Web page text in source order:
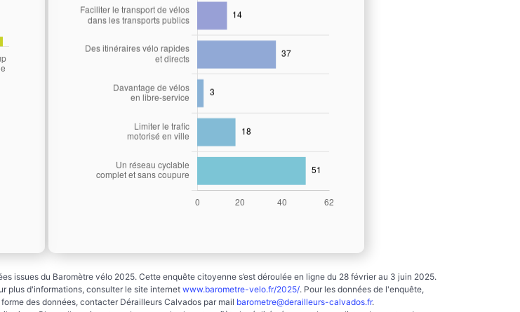
issues du Baromètre vélo 2025. Cette enquête citoyenne s’est déroulée en ligne du 28 février au 3 juin 2025.
plus d'informations, consulter le site internetwww.barometre-velo.fr/2025/. Pour les données de l'enquête,
des données, contacter Dérailleurs Calvados par mail barometre@derailleurs-calvados.fr.